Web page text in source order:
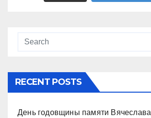
RECENT POSTS
День годовщины памяти Вячеслава